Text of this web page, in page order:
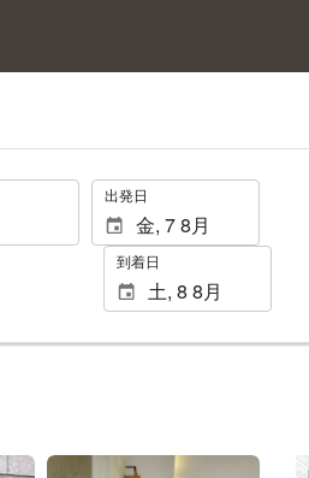
. 出発日
到着日
25 枚の写真を見る